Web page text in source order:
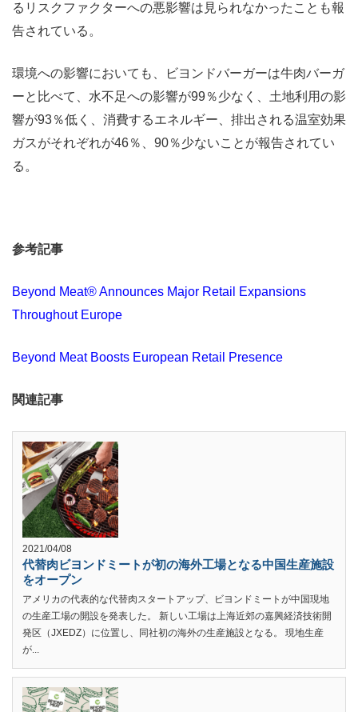
るリスクファクターへの悪影響は見られなかったことも報
告されている。
環境への影響においても、ビヨンドバーガーは牛肉バーガ
ーと比べて、水不足への影響が99％少なく、土地利用の影
響が93％低く、消費するエネルギー、排出される温室効果
ガスがそれぞれが46％、90％少ないことが報告されてい
る。
参考記事
Beyond Meat® Announces Major Retail Expansions
Throughout Europe
Beyond Meat Boosts European Retail Presence
関連記事
2021/04/08
代替肉ビヨンドミートが初の海外工場となる中国生産施設
をオープン
アメリカの代表的な代替肉スタートアップ、ビヨンドミートが中国現地
の生産工場の開設を発表した。 新しい工場は上海近郊の嘉興経済技術開
発区（JXEDZ）に位置し、同社初の海外の生産施設となる。 現地生産
が...